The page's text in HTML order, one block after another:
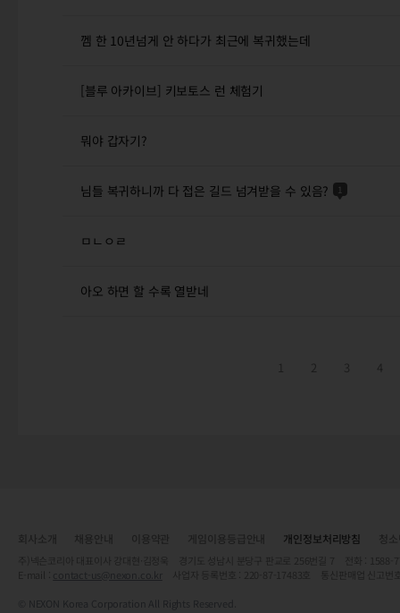
껨 한 10년넘게 안 하다가 최근에 복귀했는데
[블루 아카이브] 키보토스 런 체험기
뭐야 갑자기?
님들 복귀하니까 다 접은 길드 넘겨받을 수 있음? 1
ㅁㄴㅇㄹ
아오 하면 할 수록 열받네
1 2 3 4
개인정보처리방침
contact-us@nexon.co.kr
© NEXON Korea Corporation All Rights Reserved.